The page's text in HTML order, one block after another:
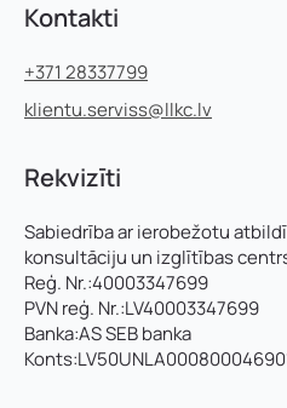
Kontakti
+371 28337799
klientu.serviss@llkc.lv
Rekvizīti
Sabiedrība ar ierobežotu
konsultāciju un izglītības
Reģ. Nr.:40003347699
PVN reģ. Nr.:LV40003347699
Banka:AS SEB banka